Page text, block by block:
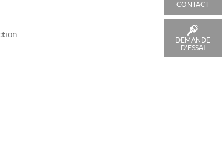
CONTACT
DEMANDE
D'ESSAI